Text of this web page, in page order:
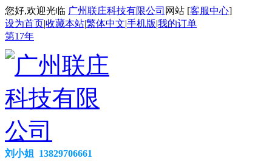
您好,欢迎光临 广州联庄科技有限公司 网站 [客服中心]
设为首页|收藏本站|繁体中文|手机版|我的订单
第17年
刘小姐 13829706661